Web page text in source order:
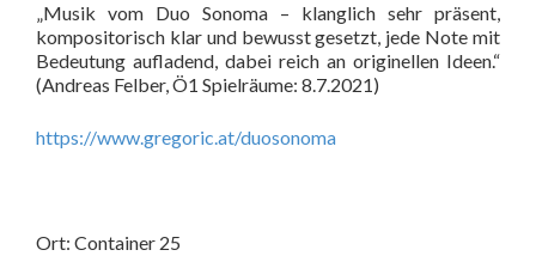
„Musik vom Duo Sonoma – klanglich sehr präsent,
kompositorisch klar und bewusst gesetzt, jede Note mit
Bedeutung aufladend, dabei reich an originellen Ideen.“
(Andreas Felber, Ö1 Spielräume: 8.7.2021)
https://www.gregoric.at/duosonoma
Ort: Container 25